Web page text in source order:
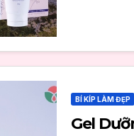
BÍ KÍP LÀM ĐẸP
Gel